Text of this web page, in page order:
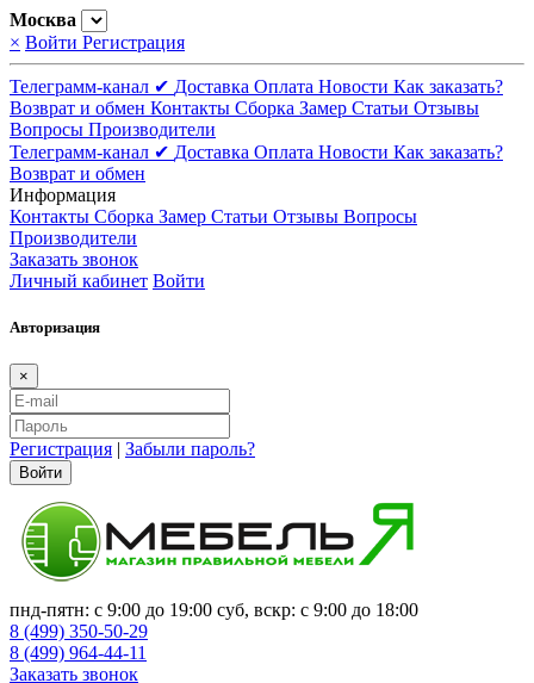
Москва
× Войти Регистрация
Телеграмм-канал ✔ Доставка Оплата Новости Как заказать?
Возврат и обмен Контакты Сборка Замер Статьи Отзывы
Вопросы Производители
Телеграмм-канал ✔ Доставка Оплата Новости Как заказать?
Возврат и обмен
Информация
Контакты Сборка Замер Статьи Отзывы Вопросы
Производители
Заказать звонок
Личный кабинет Войти
Авторизация
×
Регистрация | Забыли пароль?
Войти
пнд-пятн: с 9:00 до 19:00 суб, вскр: с 9:00 до 18:00
8 (499) 350-50-29
8 (499) 964-44-11
Заказать звонок